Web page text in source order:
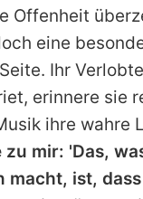
Offenheit
eine
Ihr
erinnere sie
ihre wahre
zu mir: 'Das,
macht, ist,